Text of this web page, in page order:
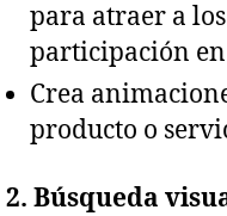
para atraer a
participación
Crea
producto o
2. Búsqueda